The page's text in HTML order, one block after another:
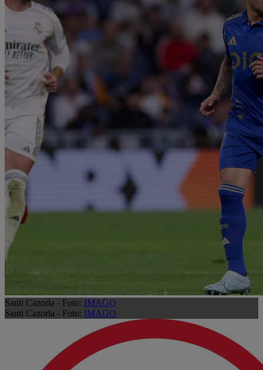
Santi Cazorla - Foto: IMAGO
Santi Cazorla - Foto: IMAGO